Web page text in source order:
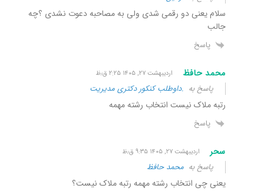
سلام یعنی دو رقمی شدی ولی به مصاحبه دعوت نشدی ؟چه
جالب
پاسخ
محمد حافظ اردیبهشت ۲۷, ۱۴۰۵ ۲:۲۵ ق٫ظ
پاسخ به .داوطلب کنکور دکتری مدیریت
رتبه ملاک نیست انتخاب رشته مهمه
پاسخ
سحر اردیبهشت ۲۷, ۱۴۰۵ ۹:۳۵ ق٫ظ
پاسخ به محمد حافظ
یعنی چی انتخاب رشته مهمه رتبه ملاک نیست؟